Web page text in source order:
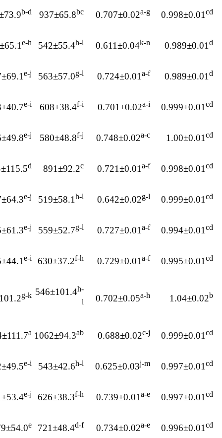
0.998±0.01cd
0.707±0.02a-g
937±65.8bc
b-d
0.989±0.01d
0.611±0.04k-n
542±55.4h-l
e-h
0.989±0.01d
0.724±0.01a-f
563±57.0g-l
e-j
0.999±0.01cd
0.701±0.02a-i
608±38.4f-i
e-i
1.00±0.01cd
0.748±0.02a-c
580±48.8f-j
e-j
0.998±0.01cd
0.721±0.01a-f
891±92.2c
d
0.999±0.01cd
0.642±0.02g-l
519±58.1h-l
e-j
0.994±0.01cd
0.727±0.01a-f
559±52.7g-l
e-j
0.995±0.01cd
0.729±0.01a-f
630±37.2f-h
e-i
1.04±0.02b
0.702±0.05a-h
546±101.4h-
l
g-k
0.999±0.01cd
0.688±0.02c-j
1062±94.3ab
a
0.997±0.01cd
0.625±0.03j-m
543±42.6h-l
e-i
0.997±0.01cd
0.739±0.01a-e
626±38.3f-h
e-j
0.996±0.01cd
0.734±0.02a-e
721±48.4d-f
e